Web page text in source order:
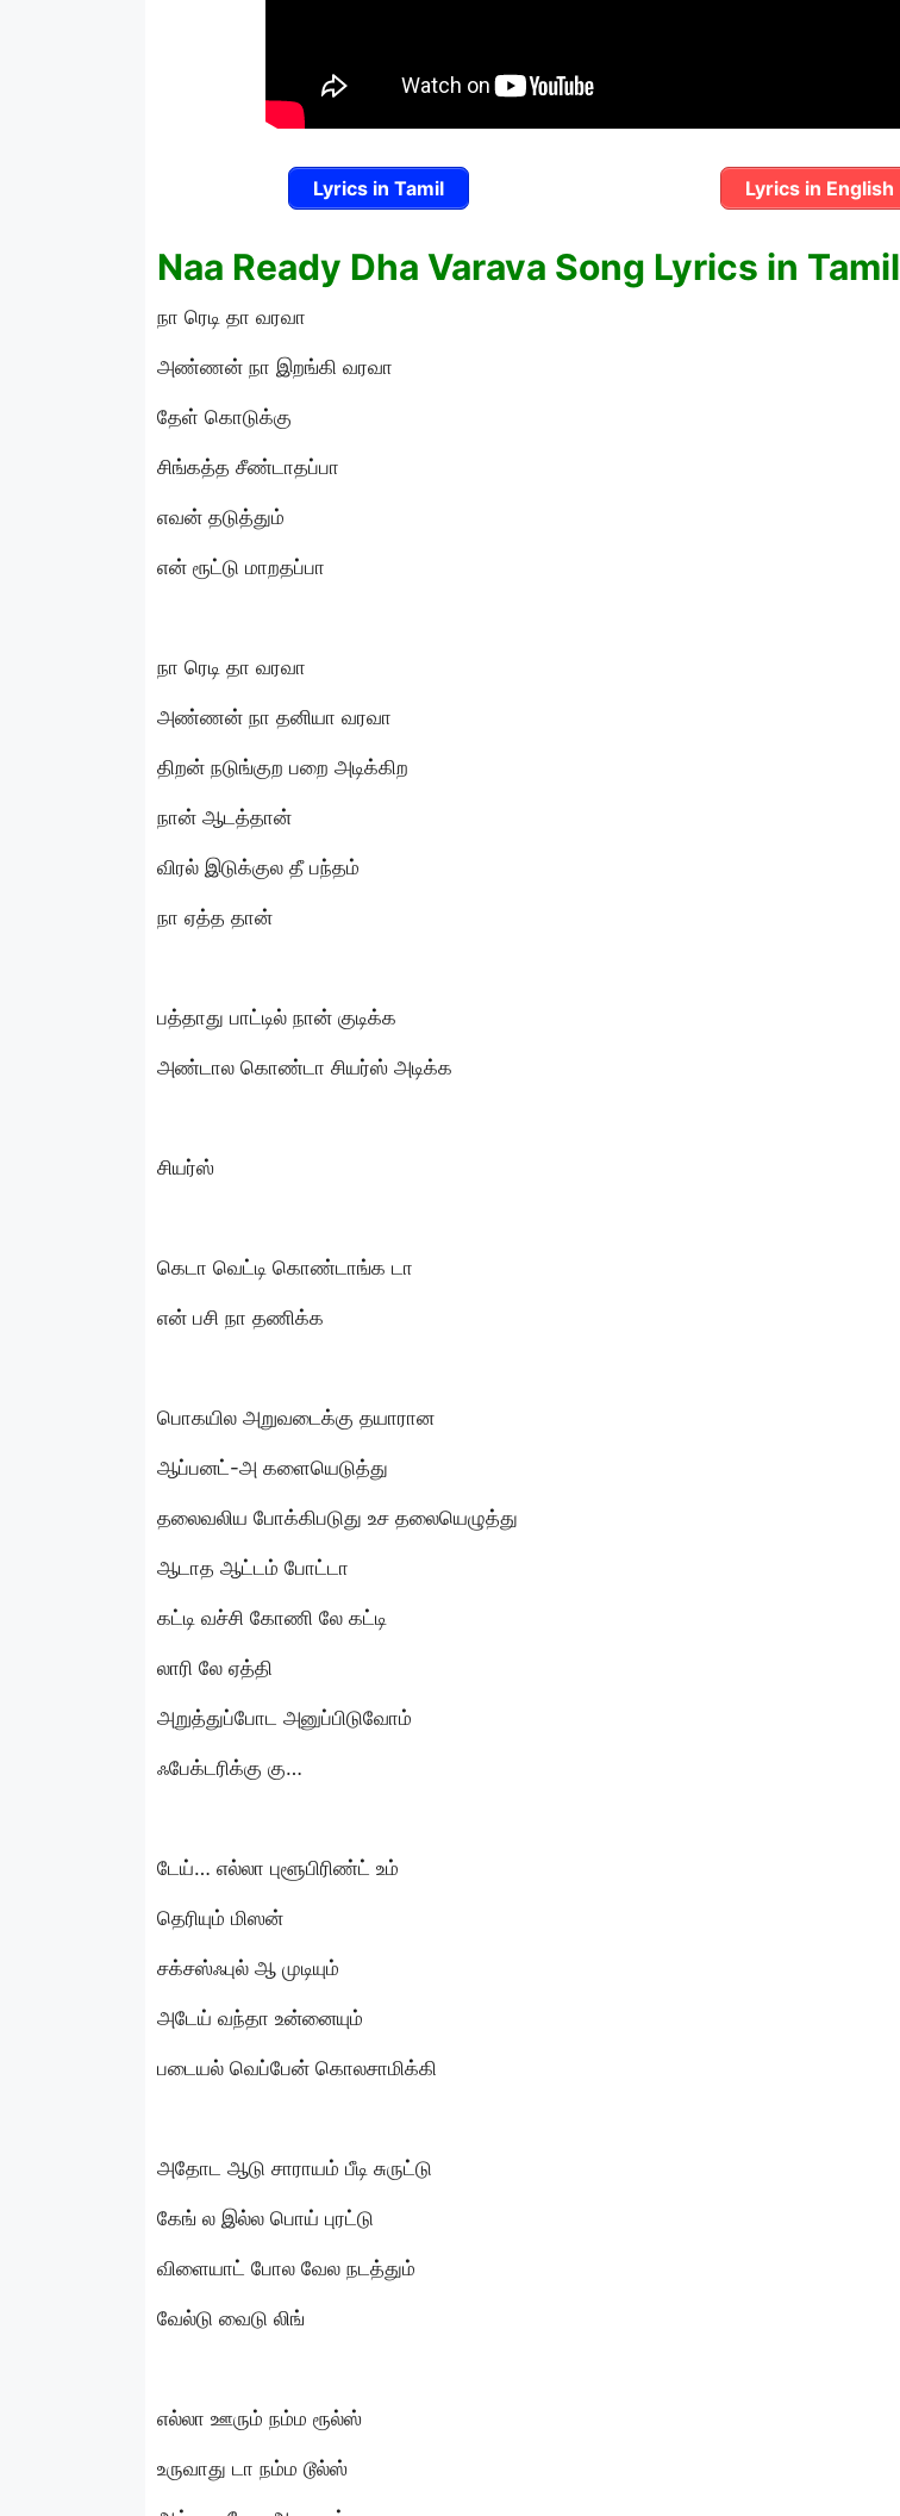
Lyrics in Tamil Lyrics in English
Naa Ready Dha Varava Song Lyrics in Tamil
நா ரெடி தா வரவா
அண்ணன் நா இறங்கி வரவா
தேள் கொடுக்கு
சிங்கத்த சீண்டாதப்பா
எவன் தடுத்தும்
என் ரூட்டு மாறதப்பா
நா ரெடி தா வரவா
அண்ணன் நா தனியா வரவா
திறன் நடுங்குற பறை அடிக்கிற
நான் ஆடத்தான்
விரல் இடுக்குல தீ பந்தம்
நா ஏத்த தான்
பத்தாது பாட்டில் நான் குடிக்க
அண்டால கொண்டா சியர்ஸ் அடிக்க
சியர்ஸ்
கெடா வெட்டி கொண்டாங்க டா
என் பசி நா தணிக்க
பொகயில அறுவடைக்கு தயாரான
ஆப்பனட்-அ களையெடுத்து
தலைவலிய போக்கிபடுது உச தலையெழுத்து
ஆடாத ஆட்டம் போட்டா
கட்டி வச்சி கோணி லே கட்டி
லாரி லே ஏத்தி
அறுத்துப்போட அனுப்பிடுவோம்
ஃபேக்டரிக்கு கு…
டேய்… எல்லா புளூபிரிண்ட் உம்
தெரியும் மிஸன்
சக்சஸ்ஃபுல் ஆ முடியும்
அடேய் வந்தா உன்னையும்
படையல் வெப்பேன் கொலசாமிக்கி
அதோட ஆடு சாராயம் பீடி சுருட்டு
கேங் ல இல்ல பொய் புரட்டு
விளையாட் போல வேல நடத்தும்
வேல்டு வைடு லிங்
எல்லா ஊரும் நம்ம ரூல்ஸ்
உருவாது டா நம்ம டூல்ஸ்